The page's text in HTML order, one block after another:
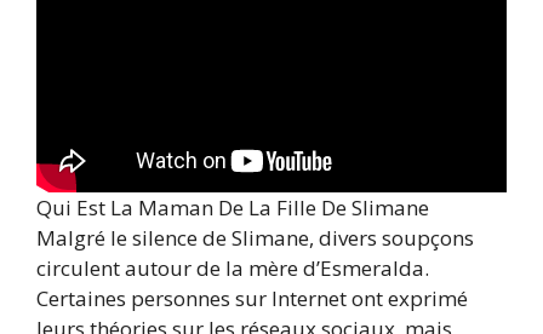
Qui Est La Maman De La Fille De Slimane
Malgré le silence de Slimane, divers soupçons
circulent autour de la mère d’Esmeralda.
Certaines personnes sur Internet ont exprimé